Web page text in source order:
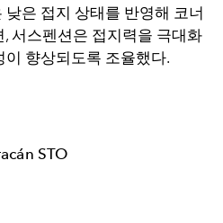
은 접지 상태를 반영해 코너
서스펜션은 접지력을 극대화
이 향상되도록 조율했다.
STO